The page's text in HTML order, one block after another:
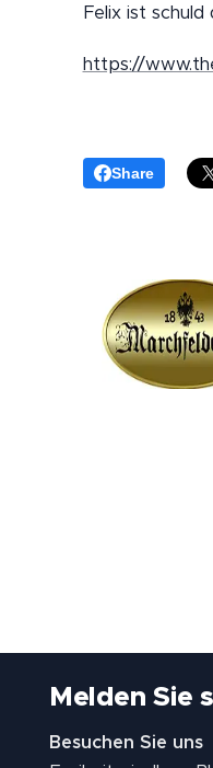
Felix ist schuld
https://
Share
Melden Sie
Besuchen Sie uns